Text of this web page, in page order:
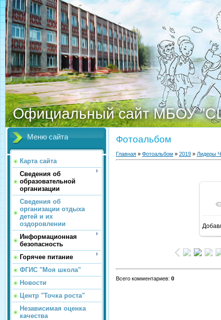
Официальный сайт МБОУ
Меню сайта
Карта сайта
Сведения об
образовательной
организации
Сведения об
организации отдыха
детей и их
оздоровлении
Информационная
безопасность
Горячее питание
ФГИС "Моя школа"
Новости
Центр "Точка роста"
Независимая оценка
качества
Фотоальбом
Главная » Фотоальбом » 2019 » Лидеры
Всего комментариев: 0